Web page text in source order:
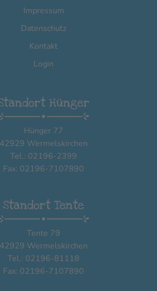
Impressum
Datenschutz
Kontakt
Login
Hünger
Hünger 77
42929 Wermelskirchen
Tel.: 02196-2399
Fax: 02196-7107890
Standort Tente
Tente 79
42929 Wermelskirchen
Tel.: 02196-81118
Fax: 02196-7107890